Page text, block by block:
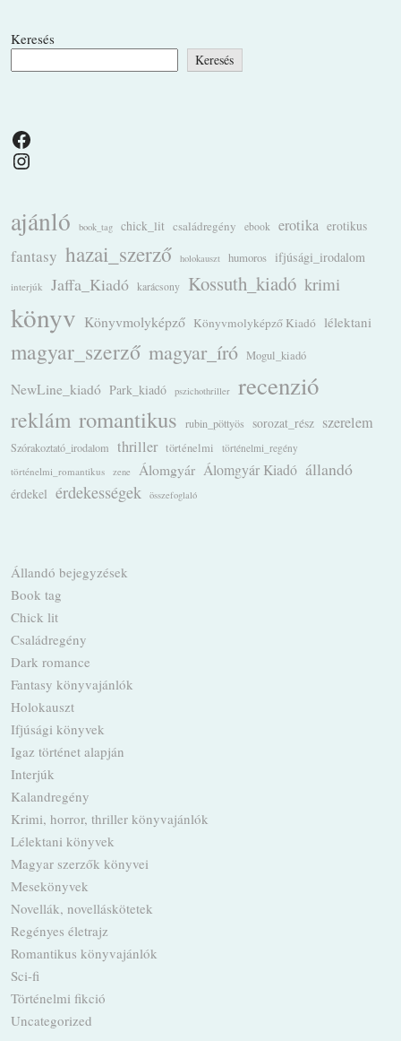
Keresés
Keresés
Facebook
Instagram
ajánló book_tag chick_lit családregény ebook erotika erotikus
fantasy hazai_szerző holokauszt humoros ifjúsági_irodalom
interjúk Jaffa_Kiadó karácsony Kossuth_kiadó krimi
könyv Könyvmolyképző Könyvmolyképző Kiadó lélektani
magyar_szerző magyar_író Mogul_kiadó
NewLine_kiadó Park_kiadó pszichothriller recenzió
reklám romantikus rubin_pöttyös sorozat_rész szerelem
Szórakoztató_irodalom thriller történelmi
történelmi_regény
történelmi_romantikus
zene Álomgyár Álomgyár Kiadó állandó
érdekel érdekességek összefoglaló
Állandó bejegyzések
Book tag
Chick lit
Családregény
Dark romance
Fantasy könyvajánlók
Holokauszt
Ifjúsági könyvek
Igaz történet alapján
Interjúk
Kalandregény
Krimi, horror, thriller könyvajánlók
Lélektani könyvek
Magyar szerzők könyvei
Mesekönyvek
Novellák, novelláskötetek
Regényes életrajz
Romantikus könyvajánlók
Sci-fi
Történelmi fikció
Uncategorized